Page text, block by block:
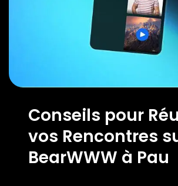
Conseils pour
vos Rencontres
BearWWW à Pau